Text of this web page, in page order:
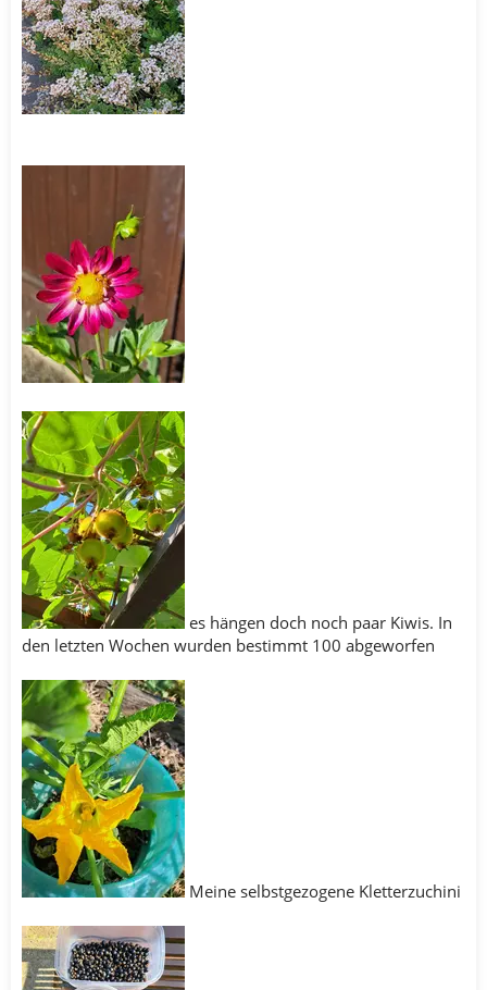
es hängen doch noch paar Kiwis. In
den letzten Wochen wurden bestimmt 100 abgeworfen
Meine selbstgezogene Kletterzuchini